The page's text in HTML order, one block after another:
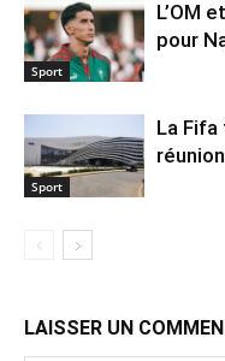
Sport
L’OM
pour
Sport
La
LAISSER UN